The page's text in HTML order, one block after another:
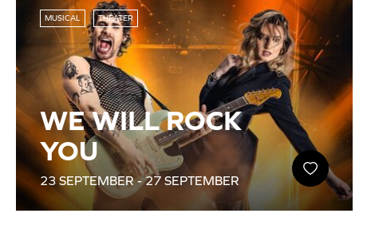
MUSICAL THEATER
WE WILL ROCK
YOU
23 SEPTEMBER - 27 SEPTEMBER